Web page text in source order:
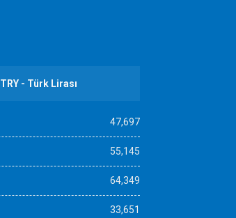
TRY - Türk Lirası
47,697
55,145
64,349
33,651